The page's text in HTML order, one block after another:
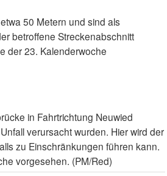
50 Metern und sind als
betroffene Streckenabschnitt
der 23. Kalenderwoche
in Fahrtrichtung Neuwied
verursacht wurden. Hier wird der
zu Einschränkungen führen kann.
vorgesehen. (PM/Red)